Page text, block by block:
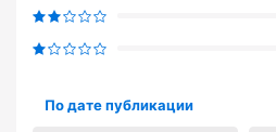
По дате публикации